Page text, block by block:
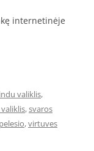
internetinėje
valiklis,
,svaros
,virtuves